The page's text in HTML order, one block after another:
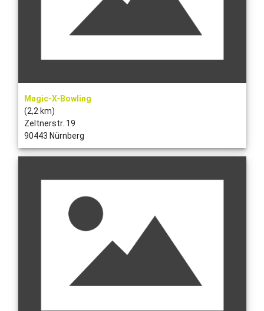
Magic-X-Bowling
(2,2 km)
Zeltnerstr. 19
90443 Nürnberg